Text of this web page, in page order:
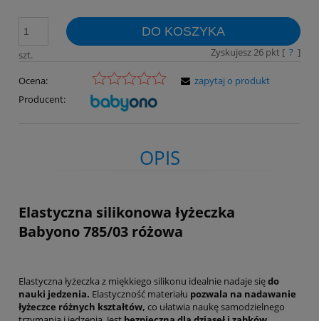
szt.
DO KOSZYKA
Zyskujesz26pkt [ ? ]
Ocena:
Producent:
zapytaj o produkt
OPIS
Elastyczna silikonowa łyżeczka
Babyono 785/03 różowa
Elastyczna łyżeczka z miękkiego silikonu idealnie nadaje siędo
nauki jedzenia. Elastyczność materiału pozwala na nadawanie
łyżeczce różnych kształtów, co ułatwia naukę samodzielnego